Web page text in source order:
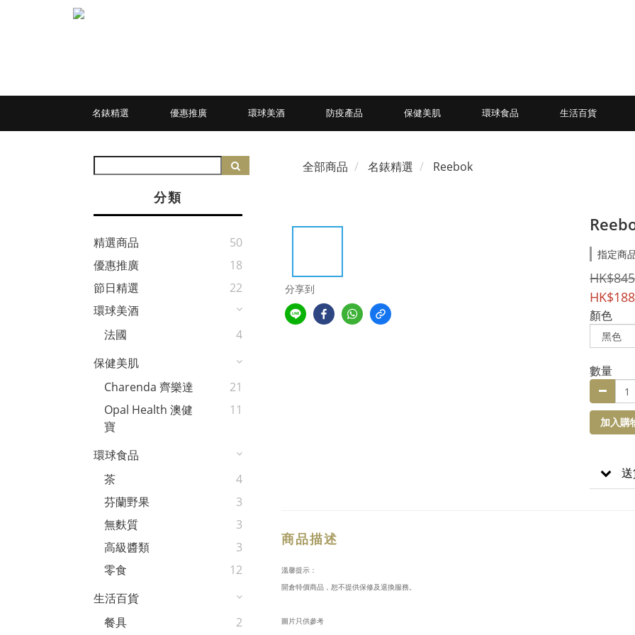
名錶精選 優惠推廣 環球美酒 防疫產品 保健美肌 環球食品 生活百貨
分類
精選商品
50
優惠推廣
18
節日精選
22
環球美酒
法國
4
保健美肌
Charenda 齊樂達
21
Opal Health 澳健
寶
11
環球食品
茶
4
芬蘭野果
3
無麩質
3
高級醬類
3
零食
12
生活百貨
餐具
2
全部商品 名錶精選 Reebok
分享到
指定商
顏色
數量
加入購
商品描述
溫馨提示：
開倉特價商品，恕不提供保修及退換服務。
圖片只供參考